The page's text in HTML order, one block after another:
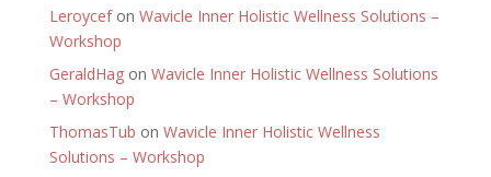
Leroycefon Wavicle Inner Holistic Wellness Solutions –
Workshop
GeraldHagon Wavicle Inner Holistic Wellness Solutions
– Workshop
ThomasTub on Wavicle Inner Holistic Wellness
Solutions – Workshop